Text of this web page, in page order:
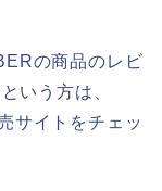
の商品のレビ
いう方は、
サイトをチェッ